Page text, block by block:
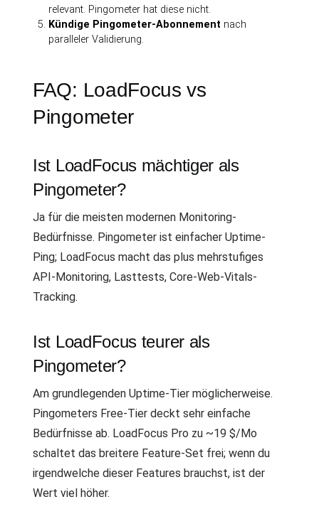
relevant. Pingometer hat diese nicht.
Kündige Pingometer-Abonnement nach
paralleler Validierung.
FAQ: LoadFocus vs
Pingometer
Ist LoadFocus mächtiger als
Pingometer?
Ja für die meisten modernen Monitoring-
Bedürfnisse. Pingometer ist einfacher Uptime-
Ping; LoadFocus macht das plus mehrstufiges
API-Monitoring, Lasttests, Core-Web-Vitals-
Tracking.
Ist LoadFocus teurer als
Pingometer?
Am grundlegenden Uptime-Tier möglicherweise.
Pingometers Free-Tier deckt sehr einfache
Bedürfnisse ab. LoadFocus Pro zu ~19 $/Mo
schaltet das breitere Feature-Set frei; wenn du
irgendwelche dieser Features brauchst, ist der
Wert viel höher.